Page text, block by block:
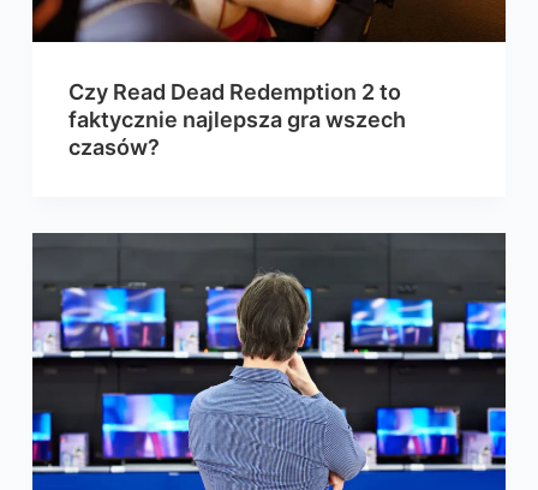
Czy Read Dead Redemption 2 to
faktycznie najlepsza gra wszech
czasów?